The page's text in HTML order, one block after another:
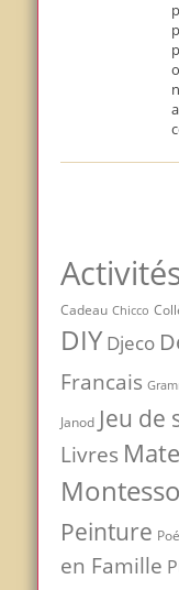
Cadeau Chicco
DIY Djeco
Francais
Janod Jeu de
Livres
Peinture
en Famille